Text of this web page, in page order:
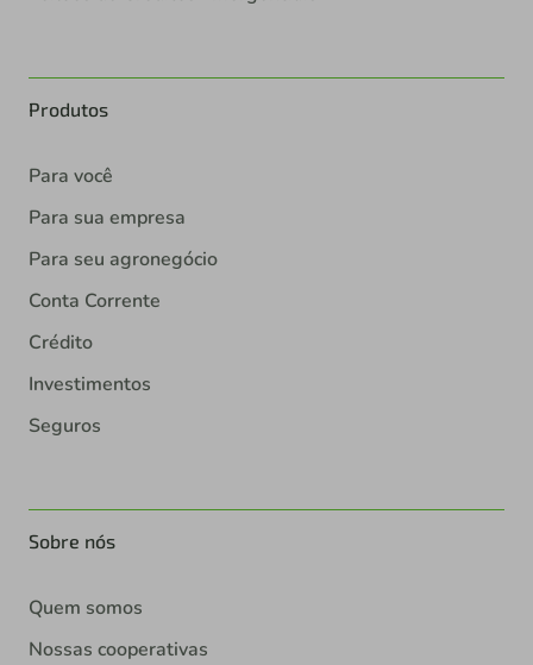
Produtos
Para você
Para sua empresa
Para seu agronegócio
Conta Corrente
Crédito
Investimentos
Seguros
Sobre nós
Quem somos
Nossas cooperativas